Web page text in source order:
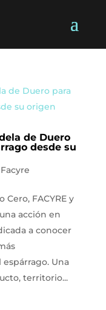
de Duero
desde su
FACYRE y
acción en
a conocer
Una
territorio...